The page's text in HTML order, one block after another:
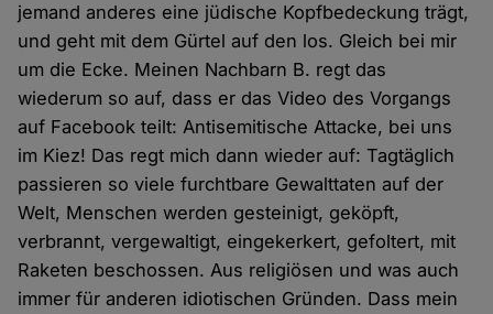
jemand anderes eine jüdische Kopfbedeckung trägt,
und geht mit dem Gürtel auf den los. Gleich bei mir
um die Ecke. Meinen Nachbarn B. regt das
wiederum so auf, dass er das Video des Vorgangs
auf Facebook teilt: Antisemitische Attacke, bei uns
im Kiez! Das regt mich dann wieder auf: Tagtäglich
passieren so viele furchtbare Gewalttaten auf der
Welt, Menschen werden gesteinigt, geköpft,
verbrannt, vergewaltigt, eingekerkert, gefoltert, mit
Raketen beschossen. Aus religiösen und was auch
immer für anderen idiotischen Gründen. Dass mein